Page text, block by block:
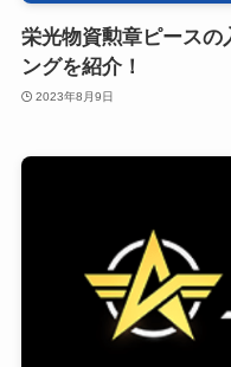
栄光物資勲章ピースの
ングを紹介！
2023年8月9日